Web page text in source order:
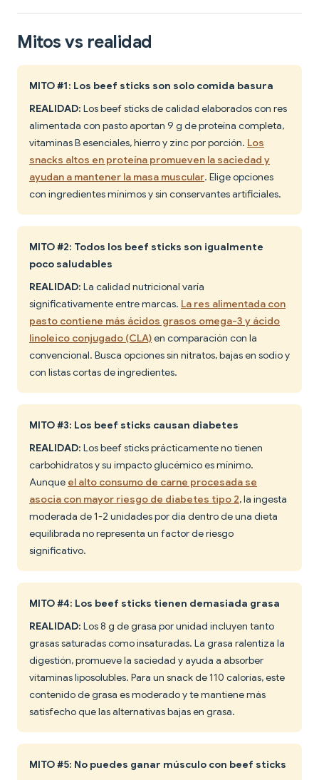
Mitos vs realidad
MITO #1: Los beef sticks son solo comida basura
REALIDAD: Los beef sticks de calidad elaborados con res
alimentada con pasto aportan 9 g de proteína completa,
vitaminas B esenciales, hierro y zinc por porción. Los
snacks altos en proteína promueven la saciedad y
ayudan a mantener la masa muscular. Elige opciones
con ingredientes mínimos y sin conservantes artificiales.
MITO #2: Todos los beef sticks son igualmente
poco saludables
REALIDAD: La calidad nutricional varía
significativamente entre marcas. La res alimentada con
pasto contiene más ácidos grasos omega-3 y ácido
linoleico conjugado (CLA)en comparación con la
convencional. Busca opciones sin nitratos, bajas en sodio y
con listas cortas de ingredientes.
MITO #3: Los beef sticks causan diabetes
REALIDAD: Los beef sticks prácticamente no tienen
carbohidratos y su impacto glucémico es mínimo.
Aunque el alto consumo de carne procesada se
asocia con mayor riesgo de diabetes tipo 2, la ingesta
moderada de 1-2 unidades por día dentro de una dieta
equilibrada no representa un factor de riesgo
significativo.
MITO #4: Los beef sticks tienen demasiada grasa
REALIDAD: Los 8 g de grasa por unidad incluyen tanto
grasas saturadas como insaturadas. La grasa ralentiza la
digestión, promueve la saciedad y ayuda a absorber
vitaminas liposolubles. Para un snack de 110 calorías, este
contenido de grasa es moderado y te mantiene más
satisfecho que las alternativas bajas en grasa.
MITO #5: No puedes ganar músculo con beef sticks